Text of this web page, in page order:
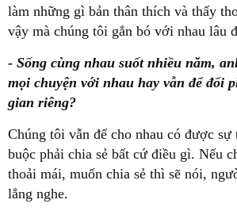
làm những gì bản thân thích và thấy
vậy mà chúng tôi gắn bó với nhau lâu
- Sống cùng nhau suốt nhiều năm,
mọi chuyện với nhau hay vẫn để đối
gian riêng?
Chúng tôi vẫn để cho nhau có được
buộc phải chia sẻ bất cứ điều gì. Nếu
thoải mái, muốn chia sẻ thì sẽ nói,
lắng nghe.